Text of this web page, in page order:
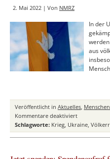
2. Mai 2022 | Von NMRZ
In der
aus
Veröffentlicht in Aktuelles,
Kommentare deaktiviertfür
Krieg
und
Schlagworte: Krieg, Ukraine,